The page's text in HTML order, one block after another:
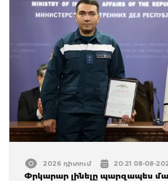
2026 դիտում 20:21 08-08-
Փրկարար լինելը պարզապես